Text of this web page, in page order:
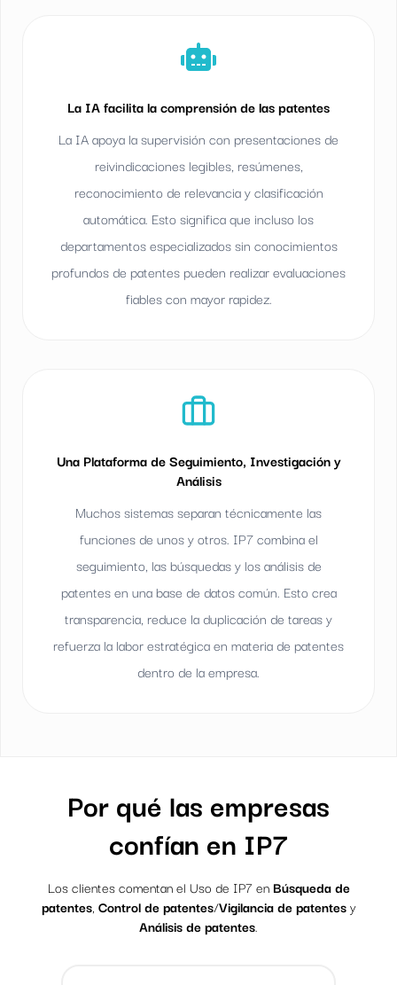
La IA facilita la comprensión de las patentes
La IA apoya la supervisión con presentaciones de
reivindicaciones legibles, resúmenes,
reconocimiento de relevancia y clasificación
automática. Esto significa que incluso los
departamentos especializados sin conocimientos
profundos de patentes pueden realizar evaluaciones
fiables con mayor rapidez.
Una Plataforma de Seguimiento, Investigación y
Análisis
Muchos sistemas separan técnicamente las
funciones de unos y otros. IP7 combina el
seguimiento, las búsquedas y los análisis de
patentes en una base de datos común. Esto crea
transparencia, reduce la duplicación de tareas y
refuerza la labor estratégica en materia de patentes
dentro de la empresa.
Por qué las empresas
confían en IP7
Los clientes comentan el Uso de IP7 en Búsqueda de
patentes, Control de patentes/Vigilancia de patentesy
Análisis de patentes.